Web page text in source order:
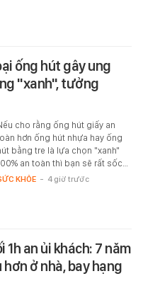
ống hút gây ung
"xanh", tưởng
cho rằng ống hút giấy an
hơn ống hút nhựa hay ống
bằng tre là lựa chọn "xanh"
an toàn thì bạn sẽ rất sốc…
KHỎE - 4 giờ trước
an ủi khách: 7 năm
ở nhà, bay hạng